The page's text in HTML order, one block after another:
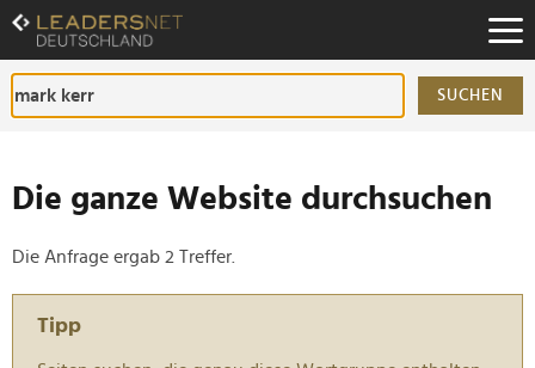
Zum
Inhalt
Zur
Fußzeilen-
Navigation
SUCHEN
Die ganze Website durchsuchen
Die Anfrage ergab 2 Treffer.
Tipp